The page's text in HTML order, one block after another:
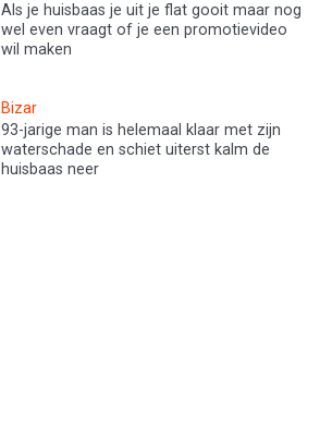
Als je huisbaas je uit je flat gooit maar nog
wel even vraagt of je een promotievideo
wil maken
Bizar
93-jarige man is helemaal klaar met zijn
waterschade en schiet uiterst kalm de
huisbaas neer